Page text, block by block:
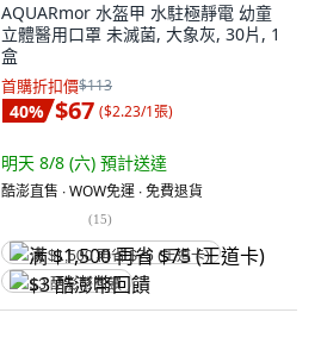
AQUARmor 水盔甲 水駐極靜電 幼童
立體醫用口罩 未滅菌, 大象灰, 30片, 1
盒
首購折扣價$113
40% $67 ($2.23/1張)
明天 8/8 (六) 預計送達
酷澎直售 ∙ WOW免運 ∙ 免費退貨
(15)
满 $1,500 再省 $75 (王道卡)
$3 酷澎幣回饋